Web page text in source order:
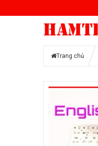
Trang chủ